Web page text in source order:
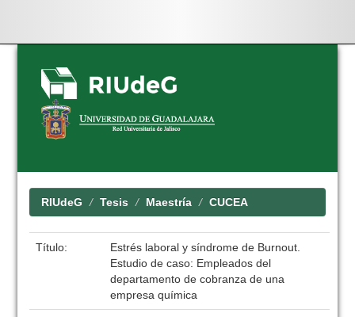
Skip
navigation
RIUdeG Tesis Maestría CUCEA
Título:
Estrés laboral y síndrome de Burnout.
Estudio de caso: Empleados del
departamento de cobranza de una
empresa química